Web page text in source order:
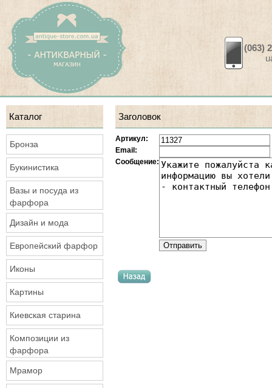
(063)
Каталог
Бронза
Букинистика
Вазы и посуда из
фарфора
Дизайн и мода
Европейский фарфор
Иконы
Картины
Киевская старина
Композиции из
фарфора
Мрамор
Заголовок
Артикул:
Email:
Сообщение: